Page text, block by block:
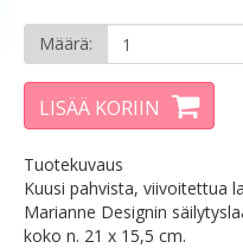
Määrä:
LISÄÄ KORIIN
Tuotekuvaus
Kuusi pahvista, viivoitettua
Marianne Designin
koko n. 21 x 15,5 cm.